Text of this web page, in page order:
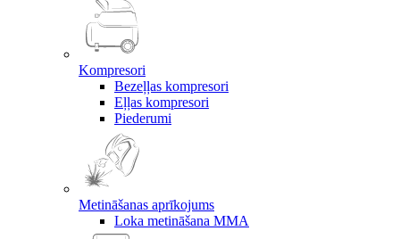
Kompresori
Bezeļļas kompresori
Eļļas kompresori
Piederumi
Metināšanas aprīkojums
Loka metināšana MMA